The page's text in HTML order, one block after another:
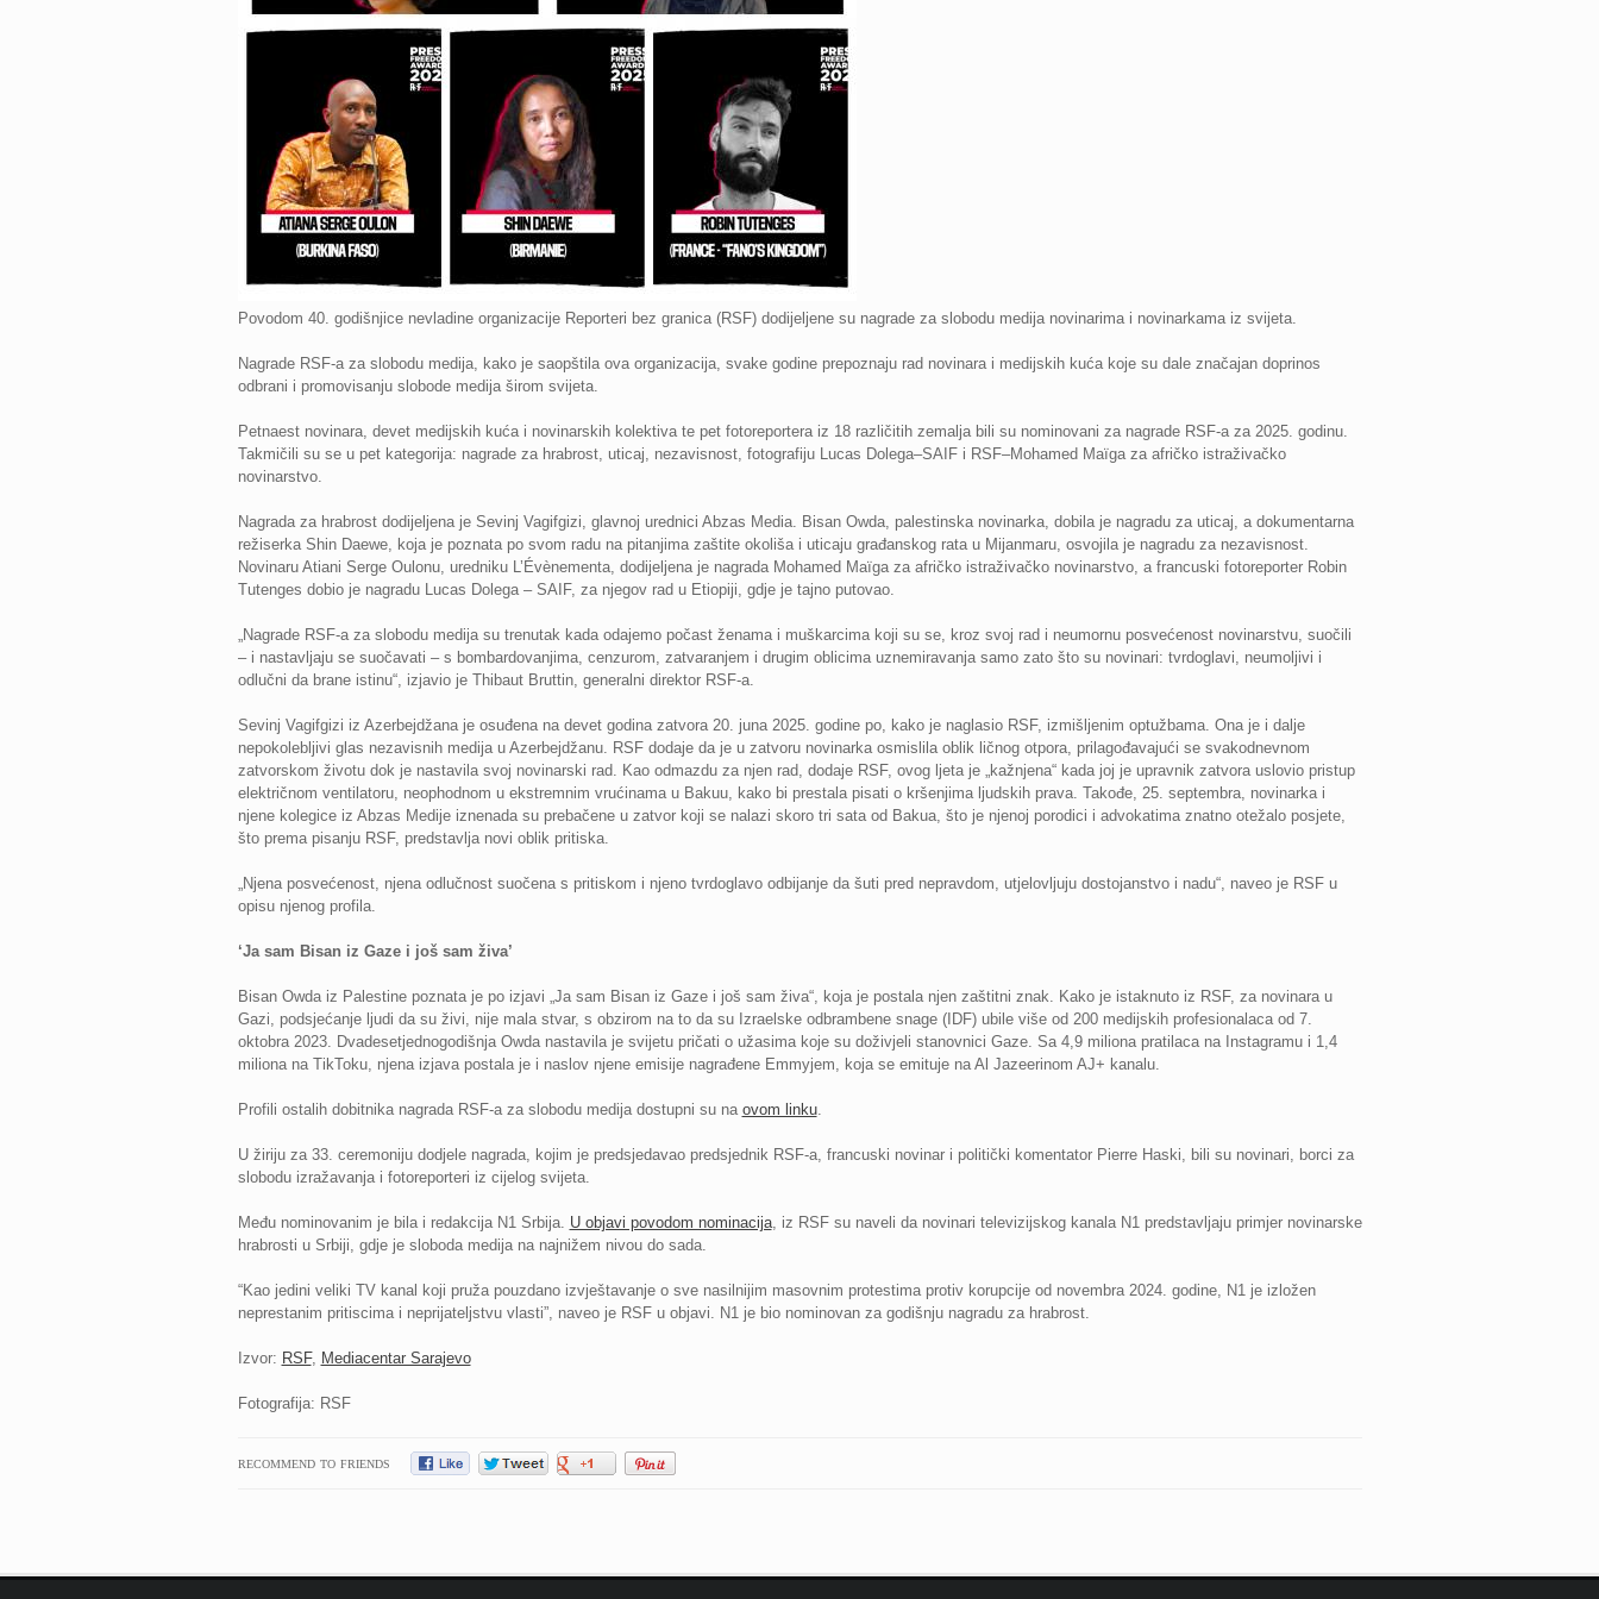
Povodom 40. godišnjice nevladine organizacije Reporteri bez granica (RSF) dodijeljene su nagrade za slobodu medija novinarima i novinarkama iz svijeta.
Nagrade RSF-a za slobodu medija, kako je saopštila ova organizacija, svake godine prepoznaju rad novinara i medijskih kuća koje su dale značajan doprinos
odbrani i promovisanju slobode medija širom svijeta.
Petnaest novinara, devet medijskih kuća i novinarskih kolektiva te pet fotoreportera iz 18 različitih zemalja bili su nominovani za nagrade RSF-a za 2025. godinu.
Takmičili su se u pet kategorija: nagrade za hrabrost, uticaj, nezavisnost, fotografiju Lucas Dolega–SAIF i RSF–Mohamed Maïga za afričko istraživačko
novinarstvo.
Nagrada za hrabrost dodijeljena je Sevinj Vagifgizi, glavnoj urednici Abzas Media. Bisan Owda, palestinska novinarka, dobila je nagradu za uticaj, a dokumentarna
režiserka Shin Daewe, koja je poznata po svom radu na pitanjima zaštite okoliša i uticaju građanskog rata u Mijanmaru, osvojila je nagradu za nezavisnost.
Novinaru Atiani Serge Oulonu, uredniku L’Évènementa, dodijeljena je nagrada Mohamed Maïga za afričko istraživačko novinarstvo, a francuski fotoreporter Robin
Tutenges dobio je nagradu Lucas Dolega – SAIF, za njegov rad u Etiopiji, gdje je tajno putovao.
„Nagrade RSF-a za slobodu medija su trenutak kada odajemo počast ženama i muškarcima koji su se, kroz svoj rad i neumornu posvećenost novinarstvu, suočili
– i nastavljaju se suočavati – s bombardovanjima, cenzurom, zatvaranjem i drugim oblicima uznemiravanja samo zato što su novinari: tvrdoglavi, neumoljivi i
odlučni da brane istinu“, izjavio je Thibaut Bruttin, generalni direktor RSF-a.
Sevinj Vagifgizi iz Azerbejdžana je osuđena na devet godina zatvora 20. juna 2025. godine po, kako je naglasio RSF, izmišljenim optužbama. Ona je i dalje
nepokolebljivi glas nezavisnih medija u Azerbejdžanu. RSF dodaje da je u zatvoru novinarka osmislila oblik ličnog otpora, prilagođavajući se svakodnevnom
zatvorskom životu dok je nastavila svoj novinarski rad. Kao odmazdu za njen rad, dodaje RSF, ovog ljeta je „kažnjena“ kada joj je upravnik zatvora uslovio pristup
električnom ventilatoru, neophodnom u ekstremnim vrućinama u Bakuu, kako bi prestala pisati o kršenjima ljudskih prava. Takođe, 25. septembra, novinarka i
njene kolegice iz Abzas Medije iznenada su prebačene u zatvor koji se nalazi skoro tri sata od Bakua, što je njenoj porodici i advokatima znatno otežalo posjete,
što prema pisanju RSF, predstavlja novi oblik pritiska.
„Njena posvećenost, njena odlučnost suočena s pritiskom i njeno tvrdoglavo odbijanje da šuti pred nepravdom, utjelovljuju dostojanstvo i nadu“, naveo je RSF u
opisu njenog profila.
‘Ja sam Bisan iz Gaze i još sam živa’
Bisan Owda iz Palestine poznata je po izjavi „Ja sam Bisan iz Gaze i još sam živa“, koja je postala njen zaštitni znak. Kako je istaknuto iz RSF, za novinara u
Gazi, podsjećanje ljudi da su živi, nije mala stvar, s obzirom na to da su Izraelske odbrambene snage (IDF) ubile više od 200 medijskih profesionalaca od 7.
oktobra 2023. Dvadesetjednogodišnja Owda nastavila je svijetu pričati o užasima koje su doživjeli stanovnici Gaze. Sa 4,9 miliona pratilaca na Instagramu i 1,4
miliona na TikToku, njena izjava postala je i naslov njene emisije nagrađene Emmyjem, koja se emituje na Al Jazeerinom AJ+ kanalu.
Profili ostalih dobitnika nagrada RSF-a za slobodu medija dostupni su na ovom linku.
U žiriju za 33. ceremoniju dodjele nagrada, kojim je predsjedavao predsjednik RSF-a, francuski novinar i politički komentator Pierre Haski, bili su novinari, borci za
slobodu izražavanja i fotoreporteri iz cijelog svijeta.
Među nominovanim je bila i redakcija N1 Srbija. U objavi povodom nominacija, iz RSF su naveli da novinari televizijskog kanala N1 predstavljaju primjer novinarske
hrabrosti u Srbiji, gdje je sloboda medija na najnižem nivou do sada.
“Kao jedini veliki TV kanal koji pruža pouzdano izvještavanje o sve nasilnijim masovnim protestima protiv korupcije od novembra 2024. godine, N1 je izložen
neprestanim pritiscima i neprijateljstvu vlasti”, naveo je RSF u objavi. N1 je bio nominovan za godišnju nagradu za hrabrost.
Izvor: RSF, Mediacentar Sarajevo
Fotografija: RSF
RECOMMEND TO FRIENDS